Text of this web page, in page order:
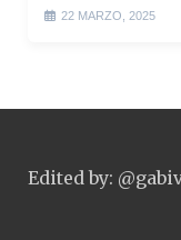
22 MARZO, 2025
Edited by: